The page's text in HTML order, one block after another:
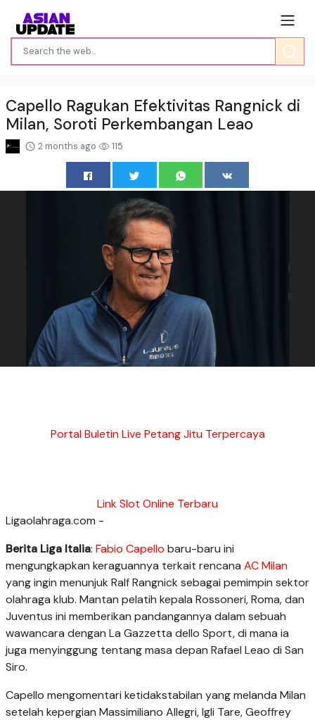
Capello Ragukan Efektivitas Rangnick di
Milan, Soroti Perkembangan Leao
2 months ago 115
Portal Buletin Live Petang Jitu Terpercaya
Link Slot Online Terbaru
Ligaolahraga.com -
Berita Liga Italia: Fabio Capello baru-baru ini
mengungkapkan keraguannya terkait rencana AC Milan
yang ingin menunjuk Ralf Rangnick sebagai pemimpin sektor
olahraga klub. Mantan pelatih kepala Rossoneri, Roma, dan
Juventus ini memberikan pandangannya dalam sebuah
wawancara dengan La Gazzetta dello Sport, di mana ia
juga menyinggung tentang masa depan Rafael Leao di San
Siro.
Capello mengomentari ketidakstabilan yang melanda Milan
setelah kepergian Massimiliano Allegri, Igli Tare, Geoffrey